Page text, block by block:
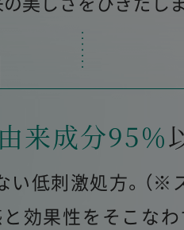
来成分95％
い低刺激処方。（※
効果性をそこな